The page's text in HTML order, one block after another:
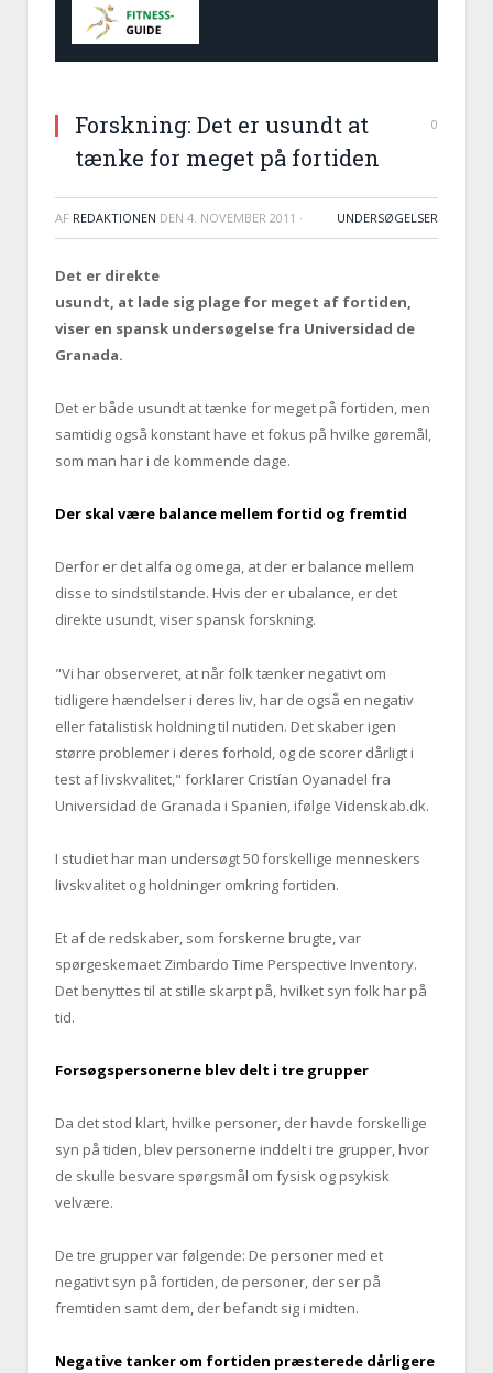
Forskning: Det er usundt at
tænke for meget på fortiden
0
AF REDAKTIONEN DEN 4. NOVEMBER 2011 · UNDERSØGELSER
Det er direkte
usundt, at lade sig plage for meget af fortiden,
viser en spansk undersøgelse fra Universidad de
Granada.
Det er både usundt at tænke for meget på fortiden, men
samtidig også konstant have et fokus på hvilke gøremål,
som man har i de kommende dage.
Der skal være balance mellem fortid og fremtid
Derfor er det alfa og omega, at der er balance mellem
disse to sindstilstande. Hvis der er ubalance, er det
direkte usundt, viser spansk forskning.
"Vi har observeret, at når folk tænker negativt om
tidligere hændelser i deres liv, har de også en negativ
eller fatalistisk holdning til nutiden. Det skaber igen
større problemer i deres forhold, og de scorer dårligt i
test af livskvalitet," forklarer Cristían Oyanadel fra
Universidad de Granada i Spanien, ifølge Videnskab.dk.
I studiet har man undersøgt 50 forskellige menneskers
livskvalitet og holdninger omkring fortiden.
Et af de redskaber, som forskerne brugte, var
spørgeskemaet Zimbardo Time Perspective Inventory.
Det benyttes til at stille skarpt på, hvilket syn folk har på
tid.
Forsøgspersonerne blev delt i tre grupper
Da det stod klart, hvilke personer, der havde forskellige
syn på tiden, blev personerne inddelt i tre grupper, hvor
de skulle besvare spørgsmål om fysisk og psykisk
velvære.
De tre grupper var følgende: De personer med et
negativt syn på fortiden, de personer, der ser på
fremtiden samt dem, der befandt sig i midten.
Negative tanker om fortiden præsterede dårligere